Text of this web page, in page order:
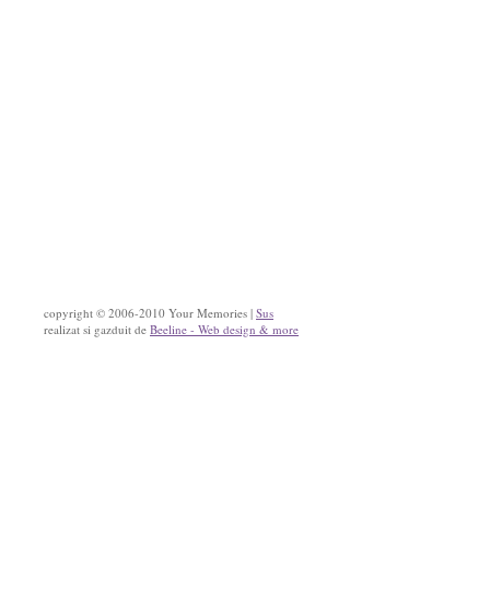
copyright © 2006-2010 Your Memories | Sus
realizat si gazduit de Beeline - Web design & more